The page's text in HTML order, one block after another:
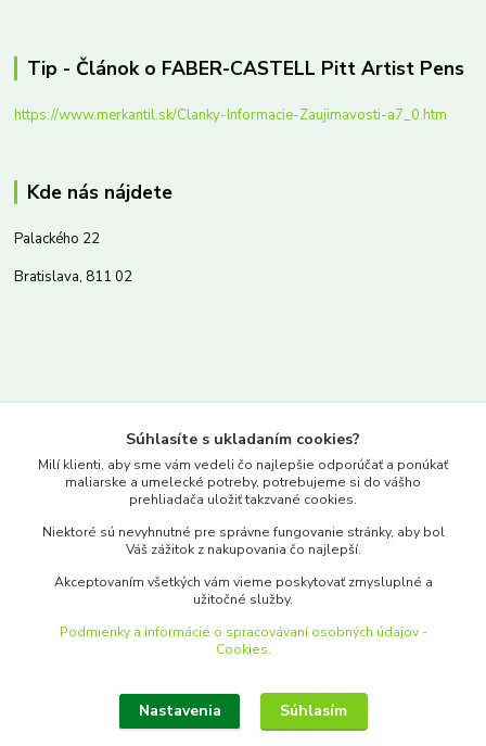
Tip - Článok o FABER-CASTELL Pitt Artist Pens
https://www.merkantil.sk/Clanky-Informacie-Zaujimavosti-a7_0.htm
Kde nás nájdete
Palackého 22
Bratislava, 811 02
www.merkantil.sk
Pondelok-Piatok: 9.00-17.00hod.
objednavky@merkantil-obchod.sk
Upraviť zber cookies.
Súhlasíte s ukladaním cookies?
Milí klienti, aby sme vám vedeli čo najlepšie odporúčať a ponúkať
maliarske a umelecké potreby, potrebujeme si do vášho
prehliadača uložiť takzvané cookies.
Niektoré sú nevyhnutné pre správne fungovanie stránky, aby bol
Váš zážitok z nakupovania čo najlepší.
Akceptovaním všetkých vám vieme poskytovať zmysluplné a
užitočné služby.
Podmienky a informácie o spracovávaní osobných údajov -
Cookies.
Nastavenia Súhlasím